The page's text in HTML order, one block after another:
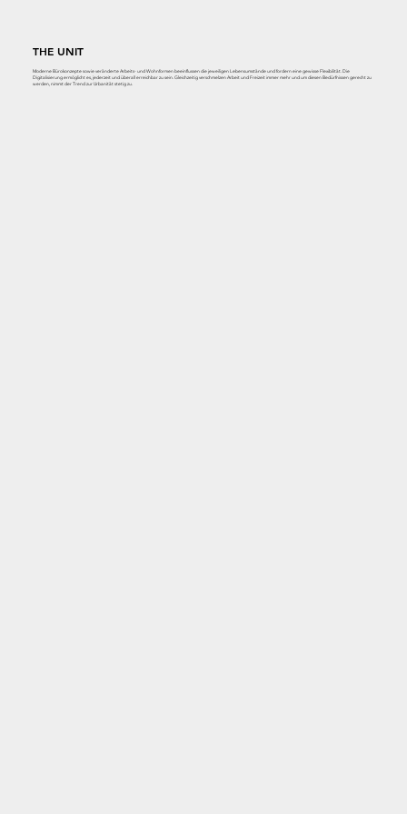
THE UNIT
Moderne Bürokonzepte sowie veränderte Arbeits- und Wohnformen beeinflussen die jeweiligen Lebensumstände und fordern eine gewisse Flexibilität. Die
Digitalisierung ermöglicht es, jederzeit und überall erreichbar zu sein. Gleichzeitig verschmelzen Arbeit und Freizeit immer mehr und um diesen Bedürfnissen gerecht zu
werden, nimmt der Trend zur Urbanität stetig zu.